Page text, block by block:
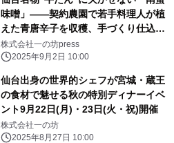
味噌」――契約農園で若手料理人が植
えた青唐辛子を収穫、手づくり仕込み
で提供開始
株式会社一の坊press
2025年9月2日 10:00
仙台出身の世界的シェフが宮城・蔵王
の食材で魅せる秋の特別ディナーイベ
ント9月22日(月)・23日(火・祝)開催
株式会社一の坊
2025年8月27日 10:00